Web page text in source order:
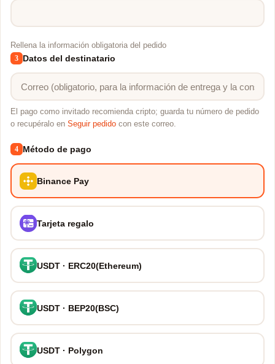
Rellena la información obligatoria del pedido
3 Datos del destinatario
El pago como invitado recomienda cripto; guarda tu número de pedido
o recupéralo en Seguir pedido con este correo.
4 Método de pago
Binance Pay
Tarjeta regalo
USDT · ERC20(Ethereum)
USDT · BEP20(BSC)
USDT · Polygon